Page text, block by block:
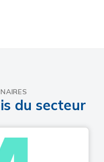
du secteur